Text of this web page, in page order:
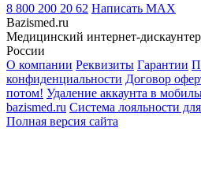
8 800 200 20 62 Написать MAX
Bazismed.ru
Медицинский интернет-
России
О компании Реквизиты Гарантии
конфиденциальности Договор
потом! Удаление аккаунта в
bazismed.ru Система лояльности
Полная версия сайта